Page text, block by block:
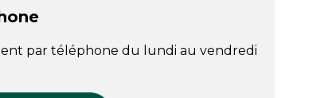
par téléphone du lundi au vendredi